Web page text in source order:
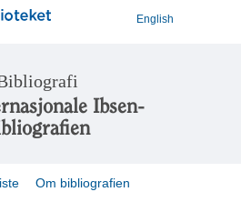
English
Ibsen-
Om bibliografien